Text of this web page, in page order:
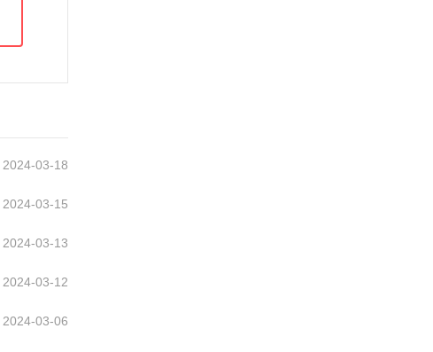
2024-03-18
2024-03-15
2024-03-13
2024-03-12
2024-03-06